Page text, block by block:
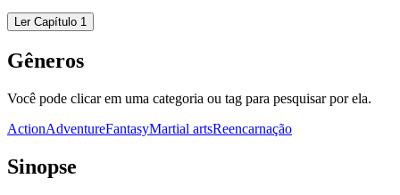
Ler Capítulo 1
Gêneros
Você pode clicar em uma categoria ou tag para pesquisar por ela.
ActionAdventureFantasyMartial artsReencarnação
Sinopse